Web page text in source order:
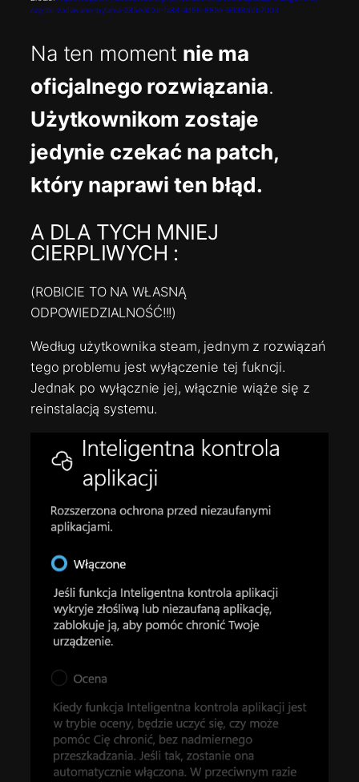
często-zadawane-pytania-285ea03d-fa88-4d56-882e-6698afdb7003
Na ten moment nie ma
oficjalnego rozwiązania.
Użytkownikom zostaje
jedynie czekać na patch,
który naprawi ten błąd.
A DLA TYCH MNIEJ
CIERPLIWYCH :
(ROBICIE TO NA WŁASNĄ
ODPOWIEDZIALNOŚĆ!!!)
Według użytkownika steam, jednym z rozwiązań
tego problemu jest wyłączenie tej fukncji.
Jednak po wyłącznie jej, włącznie wiąże się z
reinstalacją systemu.